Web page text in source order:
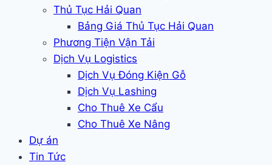
Thủ Tục Hải Quan
Bảng Giá Thủ Tục Hải Quan
Phương Tiện Vận Tải
Dịch Vụ Logistics
Dịch Vụ Đóng Kiện Gỗ
Dịch Vụ Lashing
Cho Thuê Xe Cẩu
Cho Thuê Xe Nâng
Dự án
Tin Tức